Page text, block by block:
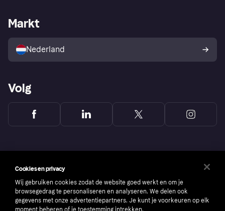
Winkeloverzicht
Kopersbescherming voor
consumenten
Zakelijke login
Markt
Nederland
Volg
Cookies en privacy
Wij gebruiken cookies zodat de website goed werkt en om je
browsegedrag te personaliseren en analyseren. We delen ook
gegevens met onze advertentiepartners. Je kunt je voorkeuren op elk
moment beheren of je toestemming intrekken.